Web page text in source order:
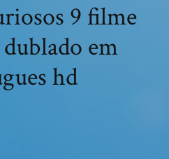
9 filme
em
hd